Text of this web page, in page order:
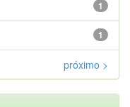
1
1
próximo >